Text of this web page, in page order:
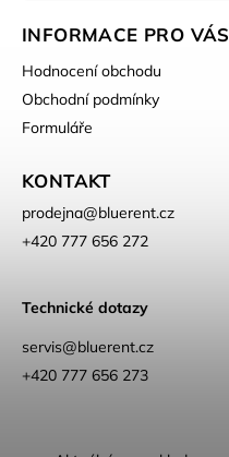
INFORMACE PRO VÁS
Hodnocení obchodu
Obchodní podmínky
Formuláře
KONTAKT
prodejna@bluerent.cz
+420 777 656 272
Technické dotazy
servis@bluerent.cz
+420 777 656 273